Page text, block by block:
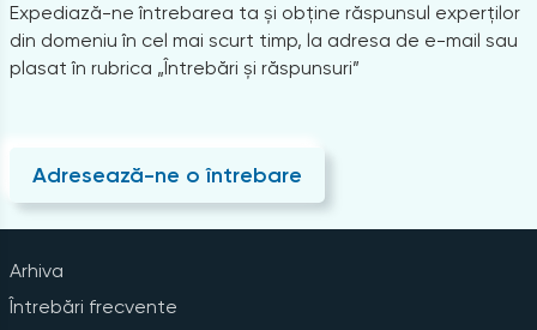
Expediază-ne întrebarea ta și obține răspunsul experților
din domeniu în cel mai scurt timp, la adresa de e-mail sau
plasat în rubrica „Întrebări și răspunsuri”
Adresează-ne o întrebare
Arhiva
Întrebări frecvente